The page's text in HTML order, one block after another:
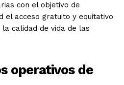
con el objetivo de
el acceso gratuito y equitativo
calidad de vida de las
operativos de